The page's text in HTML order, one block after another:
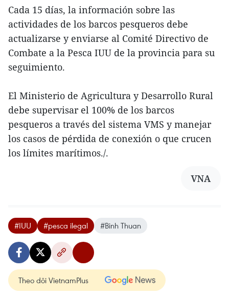
Cada 15 días, la información sobre las
actividades de los barcos pesqueros debe
actualizarse y enviarse al Comité Directivo de
Combate a la Pesca IUU de la provincia para su
seguimiento.
El Ministerio de Agricultura y Desarrollo Rural
debe supervisar el 100% de los barcos
pesqueros a través del sistema VMS y manejar
los casos de pérdida de conexión o que crucen
los límites marítimos./.
VNA
#IUU #pesca ilegal #Binh Thuan
Theo dõi VietnamPlus